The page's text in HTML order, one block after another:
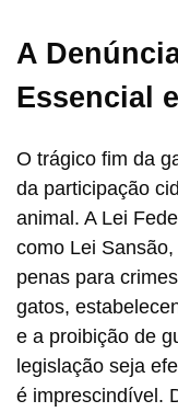
A
Essencial
O trágico fim da
da participação
animal. A Lei
como Lei
penas para
gatos,
e a proibição de
legislação seja
é imprescindível.